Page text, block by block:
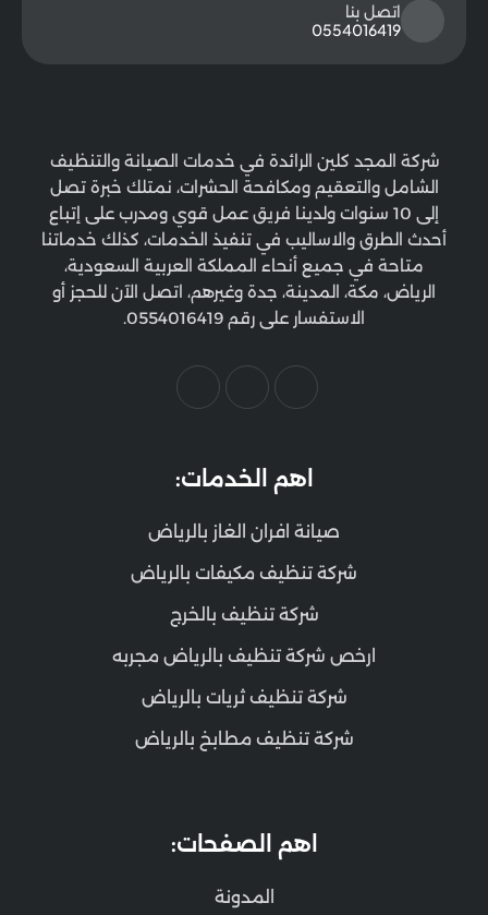
اتصل بنا
0554016419
شركة المجد كلين الرائدة في خدمات الصيانة والتنظيف
الشامل والتعقيم ومكافحة الحشرات، نمتلك خبرة تصل
إلى 10 سنوات ولدينا فريق عمل قوي ومدرب على إتباع
أحدث الطرق والاساليب في تنفيذ الخدمات، كذلك خدماتنا
متاحة في جميع أنحاء المملكة العربية السعودية،
الرياض، مكة، المدينة، جدة وغيرهم، اتصل الآن للحجز أو
الاستفسار على رقم 0554016419.
اهم الخدمات:
صيانة افران الغاز بالرياض
شركة تنظيف مكيفات بالرياض
شركة تنظيف بالخرج
ارخص شركة تنظيف بالرياض مجربه
شركة تنظيف ثريات بالرياض
شركة تنظيف مطابخ بالرياض
اهم الصفحات:
المدونة